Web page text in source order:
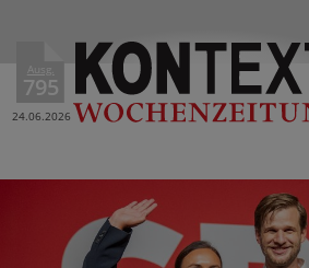
Ausg.
795
24.06.2026